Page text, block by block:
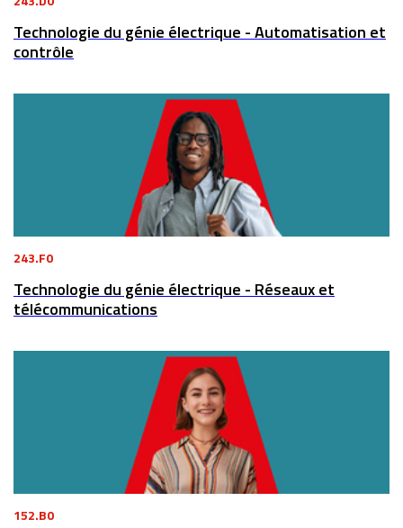
Technologie du génie électrique - Automatisation et
contrôle
243.F0
Technologie du génie électrique - Réseaux et
télécommunications
152.B0